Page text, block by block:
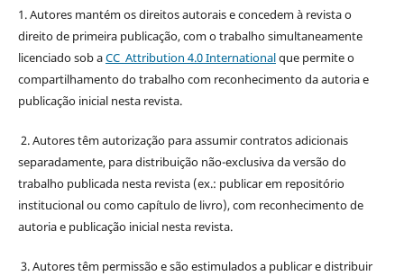
1. Autores mantém os direitos autorais e concedem à revista o
direito de primeira publicação, com o trabalho simultaneamente
licenciado sob aCC Attribution 4.0 Internationalque permite o
compartilhamento do trabalho com reconhecimento da autoria e
publicação inicial nesta revista.
2. Autores têm autorização para assumir contratos adicionais
separadamente, para distribuição não-exclusiva da versão do
trabalho publicada nesta revista (ex.: publicar em repositório
institucional ou como capítulo de livro), com reconhecimento de
autoria e publicação inicial nesta revista.
3. Autores têm permissão e são estimulados a publicar e distribuir